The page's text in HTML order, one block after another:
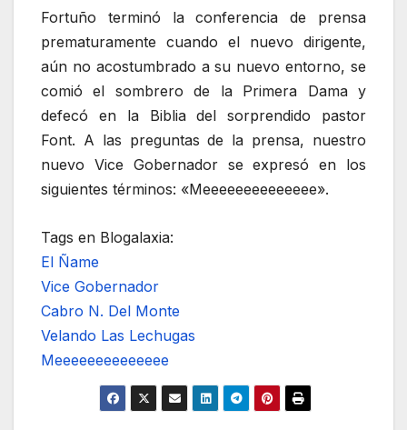
Fortuño terminó la conferencia de prensa
prematuramente cuando el nuevo dirigente,
aún no acostumbrado a su nuevo entorno, se
comió el sombrero de la Primera Dama y
defecó en la Biblia del sorprendido pastor
Font. A las preguntas de la prensa, nuestro
nuevo Vice Gobernador se expresó en los
siguientes términos: «Meeeeeeeeeeeeee».
Tags en Blogalaxia:
El Ñame
Vice Gobernador
Cabro N. Del Monte
Velando Las Lechugas
Meeeeeeeeeeeeee